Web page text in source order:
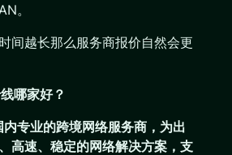
。
间越长那么服务商报价自然会更
哪家好？
专业的跨境网络服务商，为出
高速、稳定的网络解决方案，支